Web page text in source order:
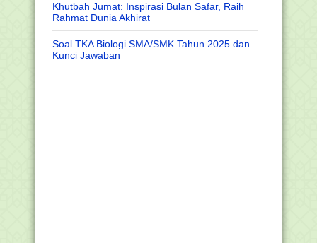
Khutbah Jumat: Inspirasi Bulan Safar, Raih
Rahmat Dunia Akhirat
Soal TKA Biologi SMA/SMK Tahun 2025 dan
Kunci Jawaban